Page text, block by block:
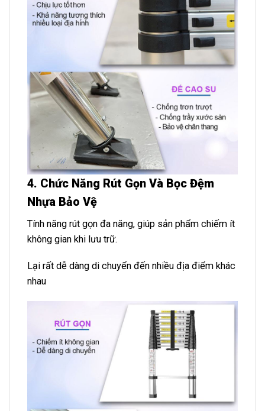
4. Chức Năng Rút Gọn Và Bọc Đệm
Nhựa Bảo Vệ
Tính năng rút gọn đa năng, giúp sản phẩm chiếm ít
không gian khi lưu trữ.
Lại rất dễ dàng di chuyển đến nhiều địa điểm khác
nhau